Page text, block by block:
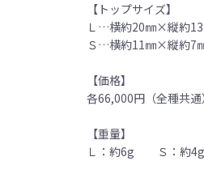
【トップサイズ】
Ｌ…横約20㎜×縦約
Ｓ…横約11㎜×縦約7
【価格】
各66,000円（全種共通）
【重量】
Ｌ：約6g Ｓ：約4g